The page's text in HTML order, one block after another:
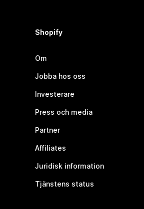
Shopify
Om
Jobba hos oss
Investerare
Press och media
Partner
Affiliates
Juridisk information
Tjänstens status